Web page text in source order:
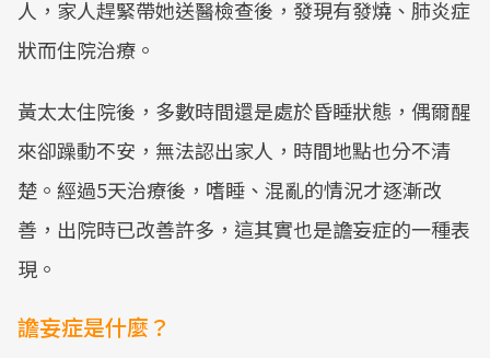
人，家人趕緊帶她送醫檢查後，發現有發燒、肺炎症
狀而住院治療。
黃太太住院後，多數時間還是處於昏睡狀態，偶爾醒
來卻躁動不安，無法認出家人，時間地點也分不清
楚。經過5天治療後，嗜睡、混亂的情況才逐漸改
善，出院時已改善許多，這其實也是譫妄症的一種表
現。
譫妄症是什麼？